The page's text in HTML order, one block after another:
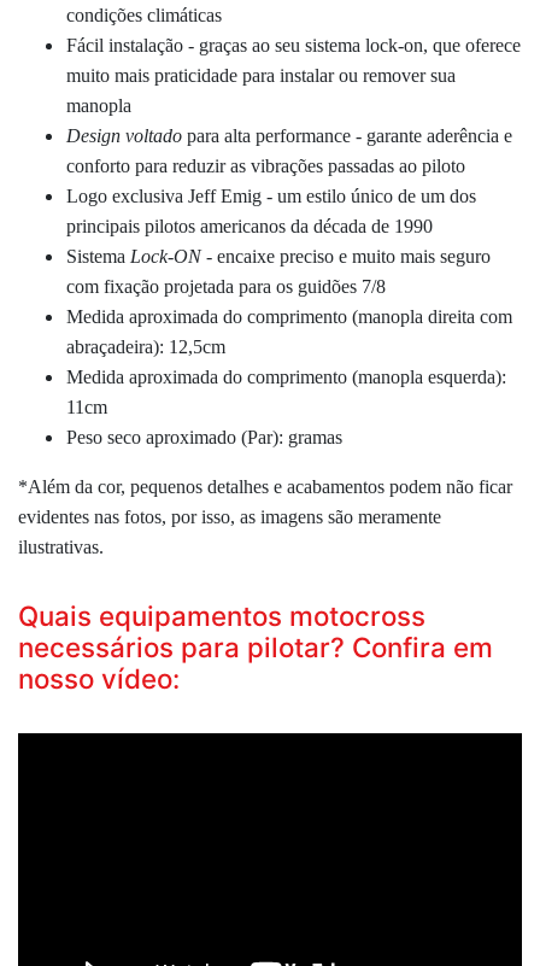
condições climáticas
Fácil instalação - graças ao seu sistema lock-on, que oferece
muito mais praticidade para instalar ou remover sua
manopla
Design voltado para alta performance - garante aderência e
conforto para reduzir as vibrações passadas ao piloto
Logo exclusiva Jeff Emig - um estilo único de um dos
principais pilotos americanos da década de 1990
Sistema Lock-ON- encaixe preciso e muito mais seguro
com fixação projetada para os guidões 7/8
Medida aproximada do comprimento (manopla direita com
abraçadeira): 12,5cm
Medida aproximada do comprimento (manopla esquerda):
11cm
Peso seco aproximado (Par): gramas
*Além da cor, pequenos detalhes e acabamentos podem não ficar
evidentes nas fotos, por isso, as imagens são meramente
ilustrativas.
Quais equipamentos motocross
necessários para pilotar? Confira em
nosso vídeo: